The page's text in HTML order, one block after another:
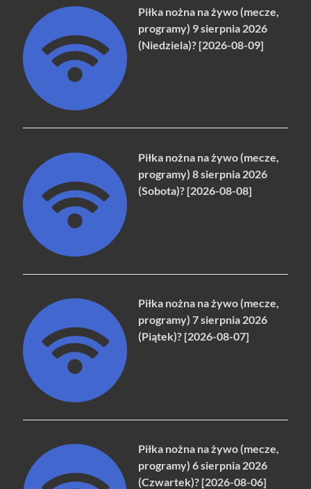
Piłka nożna na żywo (mecze,
programy) 9 sierpnia 2026
(Niedziela)? [2026-08-09]
Piłka nożna na żywo (mecze,
programy) 8 sierpnia 2026
(Sobota)? [2026-08-08]
Piłka nożna na żywo (mecze,
programy) 7 sierpnia 2026
(Piątek)? [2026-08-07]
Piłka nożna na żywo (mecze,
programy) 6 sierpnia 2026
(Czwartek)? [2026-08-06]